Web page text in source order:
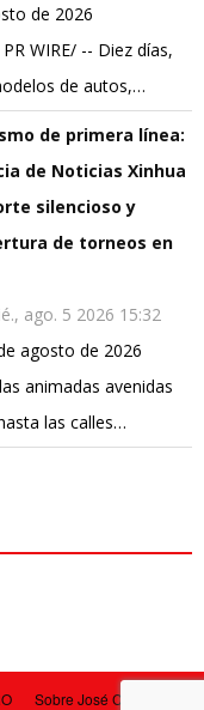
de 2026
WIRE/ -- Diez días,
de autos,…
de primera línea:
de Noticias Xinhua
silencioso y
de torneos en
ago. 5 2026 15:32
agosto de 2026
animadas avenidas
las calles…
Sobre José Carlos